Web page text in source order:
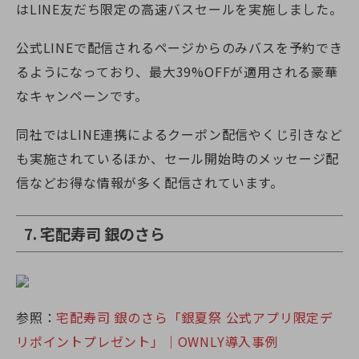
はLINE友だち限定の高速バスセールを実施しました。
公式LINEで配信されるページからのみバスを予約でき
るようになっており、最大39%OFFが適用される豪華
なキャンペーンです。
同社ではLINE連携によるクーポン配信やくじ引きなど
も実施されているほか、セール開始時のメッセージ配
信などお得な情報が多く配信されています。
7. 宅配寿司 銀のさら
参照：宅配寿司 銀のさら「銀夏祭 公式アプリ限定デ
リポイントプレゼント」｜OWNLY導入事例